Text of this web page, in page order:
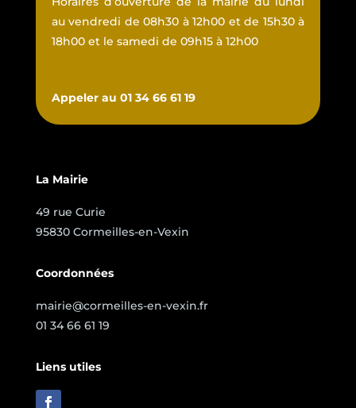
au vendredi de 08h30 à 12h00 et de 15h30 à
18h00 et le samedi de 09h15 à 12h00
Appeler au 01 34 66 61 19
La Mairie
49 rue Curie
95830 Cormeilles-en-Vexin
Coordonnées
mairie@cormeilles-en-vexin.fr
01 34 66 61 19
Liens utiles